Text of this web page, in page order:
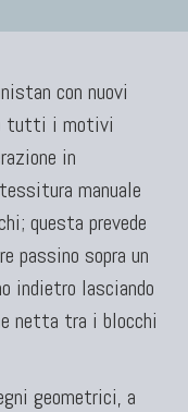
con nuovi
tutti i motivi
in
manuale
questa prevede
passino sopra un
indietro lasciando
netta tra i blocchi
geometrici, a